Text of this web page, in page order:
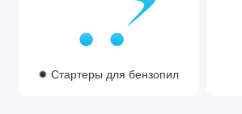
✹ Стартеры для бензопил